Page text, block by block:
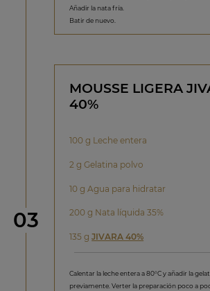
Añadir la nata fría.
Batir de nuevo.
Paso
03
MOUSSE LIGERA
40%
100 g Leche entera
2 g Gelatina polvo
10 g Agua para hidratar
200 g Nata líquida 35%
135 gJIVARA 40%
Calentar la leche entera a 80°C y añadir la
previamente. Verter la preparación poco a